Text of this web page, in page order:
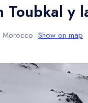
Toubkal y
Morocco Show on map